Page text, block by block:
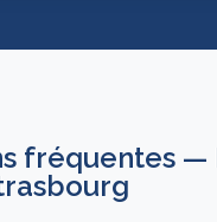
fréquentes —